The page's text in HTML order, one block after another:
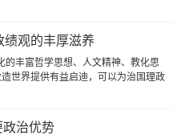
行正确政绩观，创造造福人民、群众
绩观的丰厚滋养
的丰富哲学思想、人文精神、教化思
世界提供有益启迪，可以为治国理政
陈出新，结合实际，不断从中华优秀
政治优势